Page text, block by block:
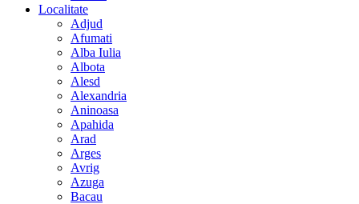
Localitate
Adjud
Afumati
Alba Iulia
Albota
Alesd
Alexandria
Aninoasa
Apahida
Arad
Arges
Avrig
Azuga
Bacau